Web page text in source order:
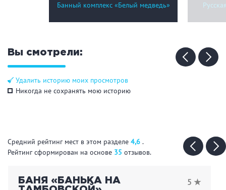
Банный комплекс «Белый медведь»
Вы смотрели:
Удалить историю моих просмотров
Никогда не сохранять мою историю
Средний рейтинг мест в этом разделе 4,6 .
Рейтинг сформирован на основе 35 отзывов.
БАНЯ «БАНЬКА НА
5 ★